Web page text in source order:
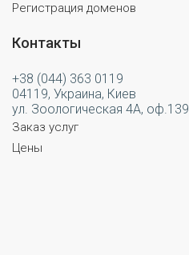
Регистрация доменов
Контакты
+38 (044) 363 0119
04119, Украина, Киев
ул. Зоологическая 4А, оф.139
Заказ услуг
Цены